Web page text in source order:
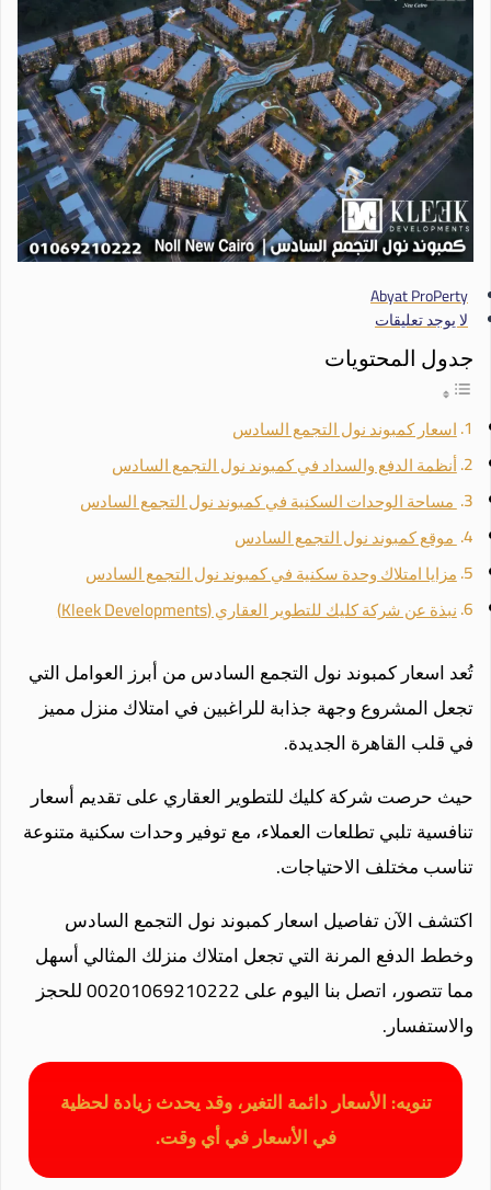
Abyat ProPerty
لا يوجد تعليقات
جدول المحتويات
اسعار كمبوند نول التجمع السادس
أنظمة الدفع والسداد في كمبوند نول التجمع السادس
مساحة الوحدات السكنية في كمبوند نول التجمع السادس
موقع كمبوند نول التجمع السادس
مزايا امتلاك وحدة سكنية في كمبوند نول التجمع السادس
نبذة عن شركة كليك للتطوير العقاري (Kleek Developments)
تُعد اسعار كمبوند نول التجمع السادس من أبرز العوامل التي
تجعل المشروع وجهة جذابة للراغبين في امتلاك منزل مميز
في قلب القاهرة الجديدة.
حيث حرصت شركة كليك للتطوير العقاري على تقديم أسعار
تنافسية تلبي تطلعات العملاء، مع توفير وحدات سكنية متنوعة
تناسب مختلف الاحتياجات.
اكتشف الآن تفاصيل اسعار كمبوند نول التجمع السادس
وخطط الدفع المرنة التي تجعل امتلاك منزلك المثالي أسهل
مما تتصور، اتصل بنا اليوم على 00201069210222 للحجز
والاستفسار.
تنويه: الأسعار دائمة التغير، وقد يحدث زيادة لحظية
في الأسعار في أي وقت.